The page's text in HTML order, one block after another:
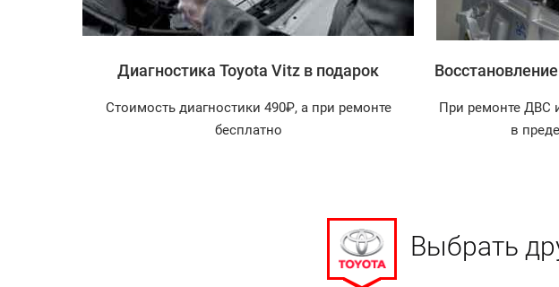
Диагностика Toyota Vitz в подарок
Стоимость диагностики 490₽, а при ремонте
бесплатно
При ремонте ДВС
в
Выбрать